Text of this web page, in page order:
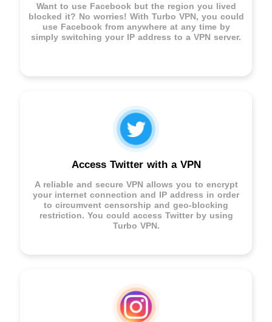
Want to use Facebook but the region you lived
blocked it? No worries! With Turbo VPN, you could
use Facebook from anywhere at any time by
simply switching your IP address to a VPN server.
Access Twitter with a VPN
A reliable and secure VPN allows you to encrypt
your internet connection and IP address in order
to circumvent censorship and geo-blocking
restriction. You could access Twitter by using
Turbo VPN.